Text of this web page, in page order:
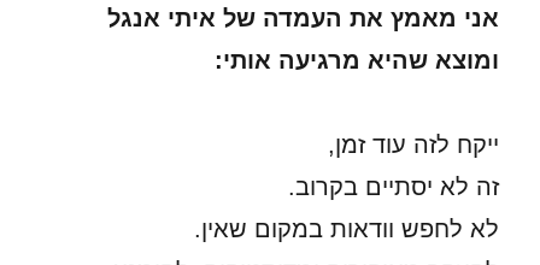
אני מאמץ את העמדה של איתי אנגל
ומוצא שהיא מרגיעה אותי:
ייקח לזה עוד זמן,
זה לא יסתיים בקרוב.
לא לחפש וודאות במקום שאין.